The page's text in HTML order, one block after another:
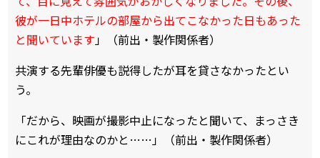
彼が一日中ホテルの部屋から出てこなかった日もあった
と聞いています」（前出・製作関係者）
共演する先輩俳優も説得したが耳を貸さなかったとい
う。
「だから、映画が撮影中止になったと聞いて、まっさき
にこれが理由なのかと……」（前出・製作関係者）